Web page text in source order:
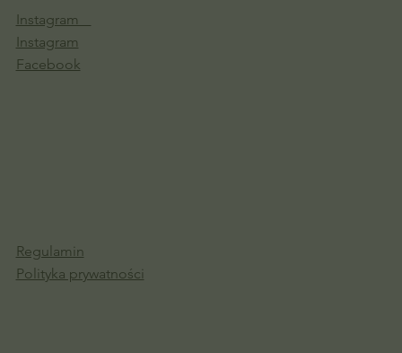
Instagram
Instagram
Facebook
Regulamin
Polityka prywatności